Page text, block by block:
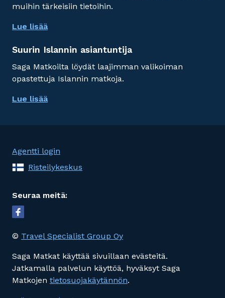
muihin tärkeisiin tietoihin.
Lue lisää
Suurin Islannin asiantuntija
Saga Matkoilta löydät laajimman valikoiman
opastettuja Islannin matkoja.
Lue lisää
Agentti login
Risteilykeskus
Seuraa meitä:
© Travel Specialist Group Oy
Saga Matkat käyttää sivuillaan evästeitä.
Jatkamalla palvelun käyttöä, hyväksyt Saga
Matkojen tietosuojakäytännön.